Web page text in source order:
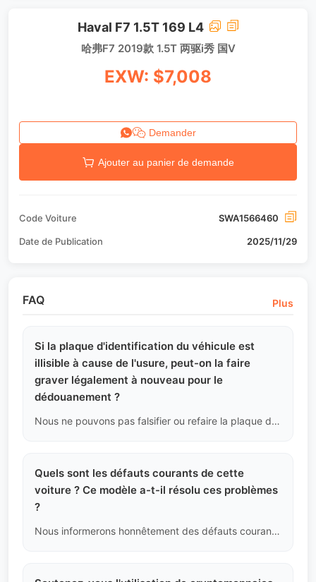
Haval F7 1.5T 169 L4
哈弗F7 2019款 1.5T 两驱i秀 国V
EXW: $7,008
Demander
Ajouter au panier de demande
Code Voiture SWA1566460
Date de Publication 2025/11/29
FAQ Plus
Si la plaque d'identification du véhicule est
illisible à cause de l'usure, peut-on la faire
graver légalement à nouveau pour le
dédouanement ?
Nous ne pouvons pas falsifier ou refaire la plaque d'origine du véhicule (c'est illégal). Si la plaque est floue, nous nous appuierons sur le VIN clair du pare-brise et le numéro de moteur comme preuve complémentaire, et nous vous avertirons de ce risque avant l'expédition.
Quels sont les défauts courants de cette
voiture ? Ce modèle a-t-il résolu ces problèmes
?
Nous informerons honnêtement des défauts courants de ce modèle (comme la pompe à eau fragile sur certaines voitures allemandes) et montrerons que cette voiture a été équipée de pièces améliorées.